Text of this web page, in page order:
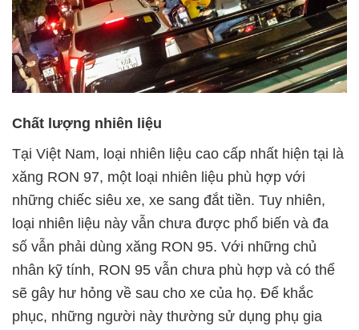
Chất lượng nhiên liệu
Tại Việt Nam, loại nhiên liệu cao cấp nhất hiện tại là
xăng RON 97, một loại nhiên liệu phù hợp với
những chiếc siêu xe, xe sang đắt tiền. Tuy nhiên,
loại nhiên liệu này vẫn chưa được phổ biến và đa
số vẫn phải dùng xăng RON 95. Với những chủ
nhân kỹ tính, RON 95 vẫn chưa phù hợp và có thể
sẽ gây hư hỏng về sau cho xe của họ. Để khắc
phục, những người này thường sử dụng phụ gia